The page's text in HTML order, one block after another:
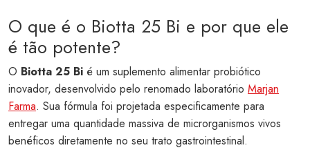
O que é o Biotta 25 Bi e por que ele
é tão potente?
O Biotta 25 Bi é um suplemento alimentar probiótico
inovador, desenvolvido pelo renomado laboratório Marjan
Farma. Sua fórmula foi projetada especificamente para
entregar uma quantidade massiva de microrganismos vivos
benéficos diretamente no seu trato gastrointestinal.